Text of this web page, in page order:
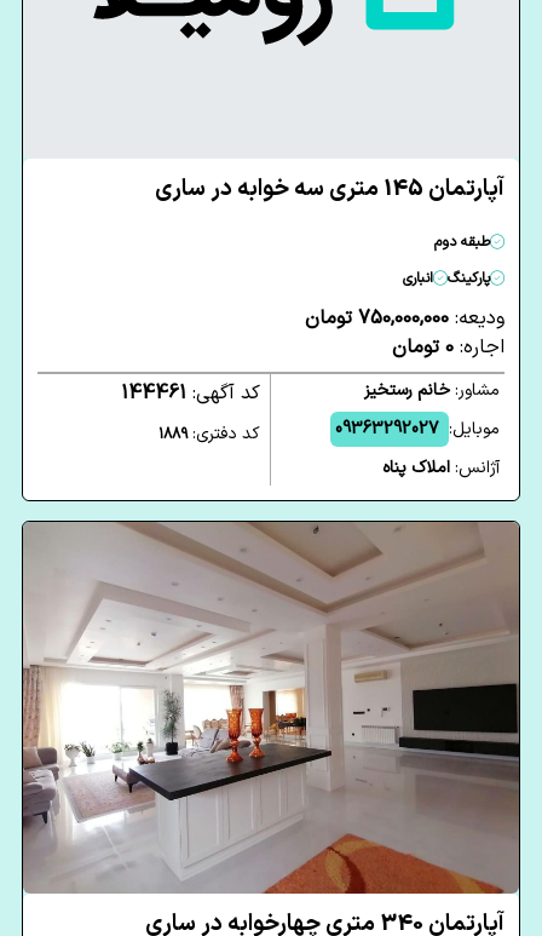
آپارتمان 145 متری سه خوابه در ساری
طبقه دوم
پارکینگ
انباری
ودیعه: 750,000,000 تومان
اجاره: 0 تومان
مشاور:خانم رستخیز
موبایل: 09363292027
آژانس:املاک پناه
کد آگهی: 144461
کد دفتری:1889
آپارتمان 340 متری چهارخوابه در ساری